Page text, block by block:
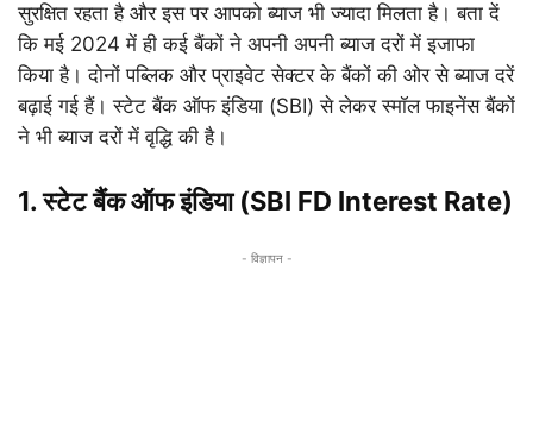
सुरक्षित रहता है और इस पर आपको ब्याज भी ज्यादा मिलता है। बता दें
कि मई 2024 में ही कई बैंकों ने अपनी अपनी ब्याज दरों में इजाफा
किया है। दोनों पब्लिक और प्राइवेट सेक्टर के बैंकों की ओर से ब्याज दरें
बढ़ाई गई हैं। स्टेट बैंक ऑफ इंडिया (SBI) से लेकर स्मॉल फाइनेंस बैंकों
ने भी ब्याज दरों में वृद्धि की है।
1. स्टेट बैंक ऑफ इंडिया (SBI FD Interest Rate)
- विज्ञापन -